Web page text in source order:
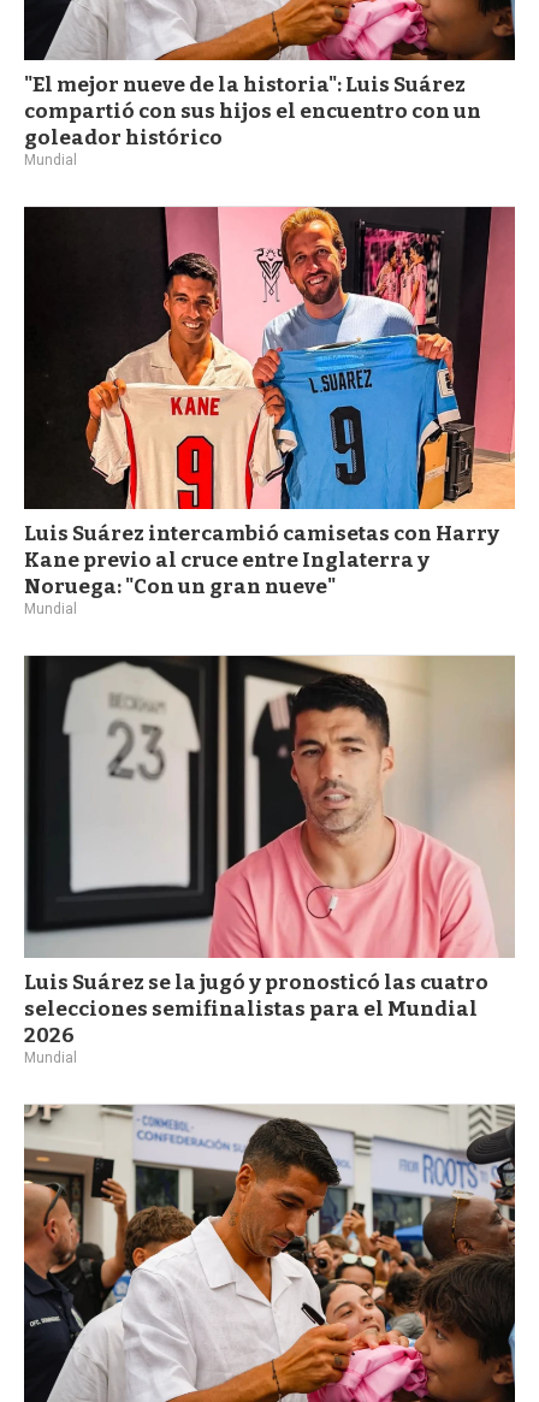
"El mejor nueve de la historia": Luis Suárez
compartió con sus hijos el encuentro con un
goleador histórico
Mundial
Luis Suárez intercambió camisetas con Harry
Kane previo al cruce entre Inglaterra y
Noruega: "Con un gran nueve"
Mundial
Luis Suárez se la jugó y pronosticó las cuatro
selecciones semifinalistas para el Mundial
2026
Mundial